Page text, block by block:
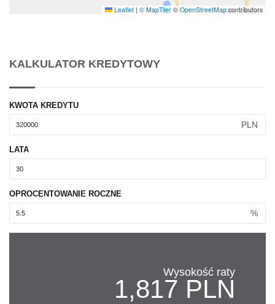
Leaflet | © MapTiler © OpenStreetMapcontributors
KALKULATOR KREDYTOWY
KWOTA KREDYTU
PLN
LATA
OPROCENTOWANIE ROCZNE
%
Wysokość raty
1,817 PLN